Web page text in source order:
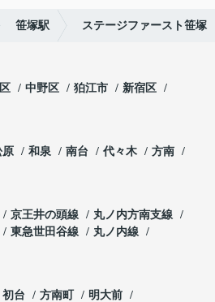
笹塚駅 ステージファースト笹塚
中野区 狛江市
新宿区
原 和泉 南台 代々木
方南
京王井の頭線
丸ノ内方南支線
東急世田谷線
丸ノ内線
初台 方南町
明大前